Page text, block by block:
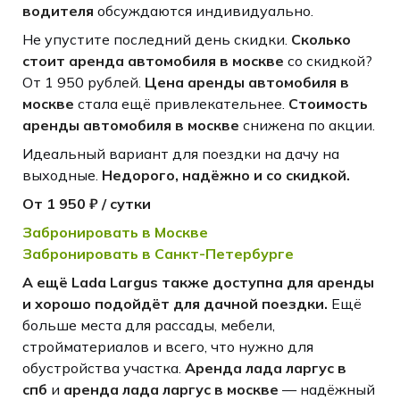
водителя обсуждаются индивидуально.
Не упустите последний день скидки. Сколько
стоит аренда автомобиля в москве со скидкой?
От 1 950 рублей. Цена аренды автомобиля в
москве стала ещё привлекательнее. Стоимость
аренды автомобиля в москве снижена по акции.
Идеальный вариант для поездки на дачу на
выходные. Недорого, надёжно и со скидкой.
От 1 950 ₽ / сутки
Забронировать в Москве
Забронировать в Санкт-Петербурге
А ещё Lada Largus также доступна для аренды
и хорошо подойдёт для дачной поездки. Ещё
больше места для рассады, мебели,
стройматериалов и всего, что нужно для
обустройства участка. Аренда лада ларгус в
спб и аренда лада ларгус в москве — надёжный